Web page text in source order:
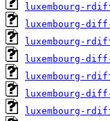
luxembourg-
luxembourg-diff-
luxembourg-
luxembourg-diff-
luxembourg-
luxembourg-diff-
luxembourg-